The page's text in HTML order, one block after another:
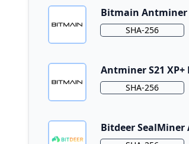
Bitmain Antminer
AlgorithmSHA-256
Antminer S21 XP+
AlgorithmSHA-256
Bitdeer SealMiner